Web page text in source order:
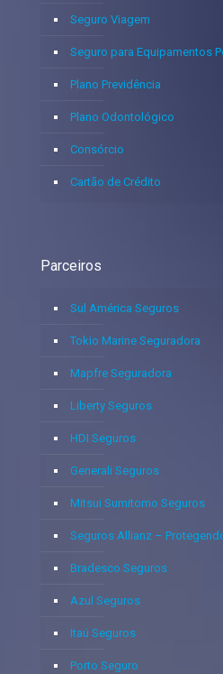
Seguro Viagem
Seguro para Equipamentos
Plano Previdência
Plano Odontológico
Consórcio
Cartão de Crédito
Parceiros
Sul América Seguros
Tokio Marine Seguradora
Mapfre Seguradora
Liberty Seguros
HDI Seguros
Generali Seguros
Mitsui Sumitomo Seguros
Seguros Allianz –
Bradesco Seguros
Azul Seguros
Itaú Seguros
Porto Seguro